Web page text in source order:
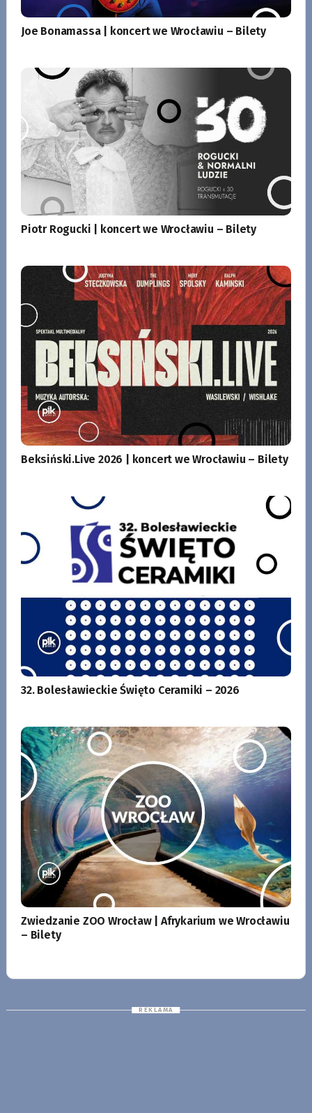
Joe Bonamassa | koncert we Wrocławiu – Bilety
Piotr Rogucki | koncert we Wrocławiu – Bilety
Beksiński.Live 2026 | koncert we Wrocławiu – Bilety
32. Bolesławieckie Święto Ceramiki – 2026
Zwiedzanie ZOO Wrocław | Afrykarium we Wrocławiu
– Bilety